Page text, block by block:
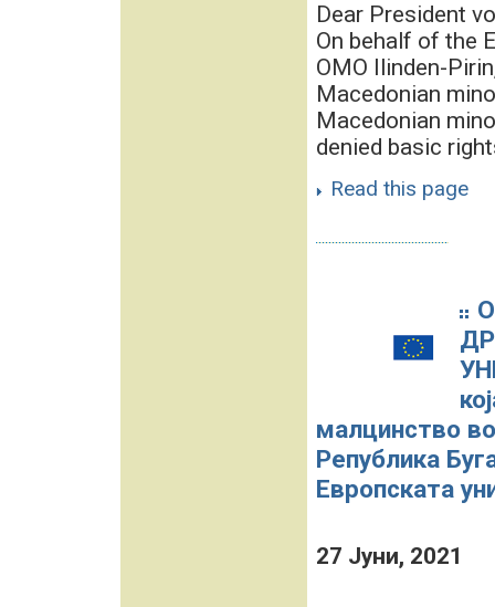
Dear President
On behalf of the
OMO Ilinden-
Macedonian
Macedonian
denied basic
Read this page
малцинство
Република
Европската
27 Јуни, 2021